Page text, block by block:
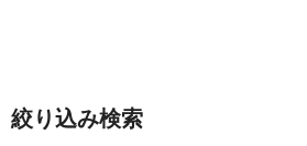
絞り込み検索